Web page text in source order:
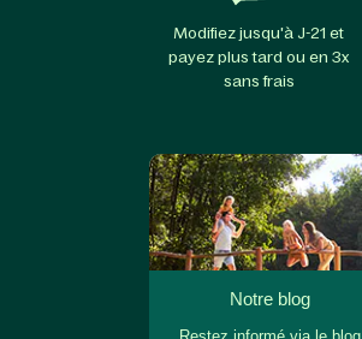
Modifiez jusqu'à J-21 et
payez plus tard ou en 3x
sans frais
Notre blog